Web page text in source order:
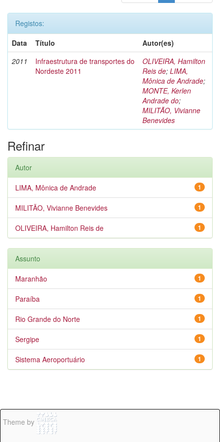
Registos:
Data
Título
Autor(es)
2011
Infraestrutura de transportes do
Nordeste 2011
OLIVEIRA, Hamilton
Reis de; LIMA,
Mônica de Andrade;
MONTE, Kerlen
Andrade do;
MILITÃO, Vivianne
Benevides
Refinar
Autor
1
LIMA, Mônica de Andrade
1
MILITÃO, Vivianne Benevides
1
OLIVEIRA, Hamilton Reis de
Assunto
1
Maranhão
1
Paraíba
1
Rio Grande do Norte
1
Sergipe
1
Sistema Aeroportuário
Theme by